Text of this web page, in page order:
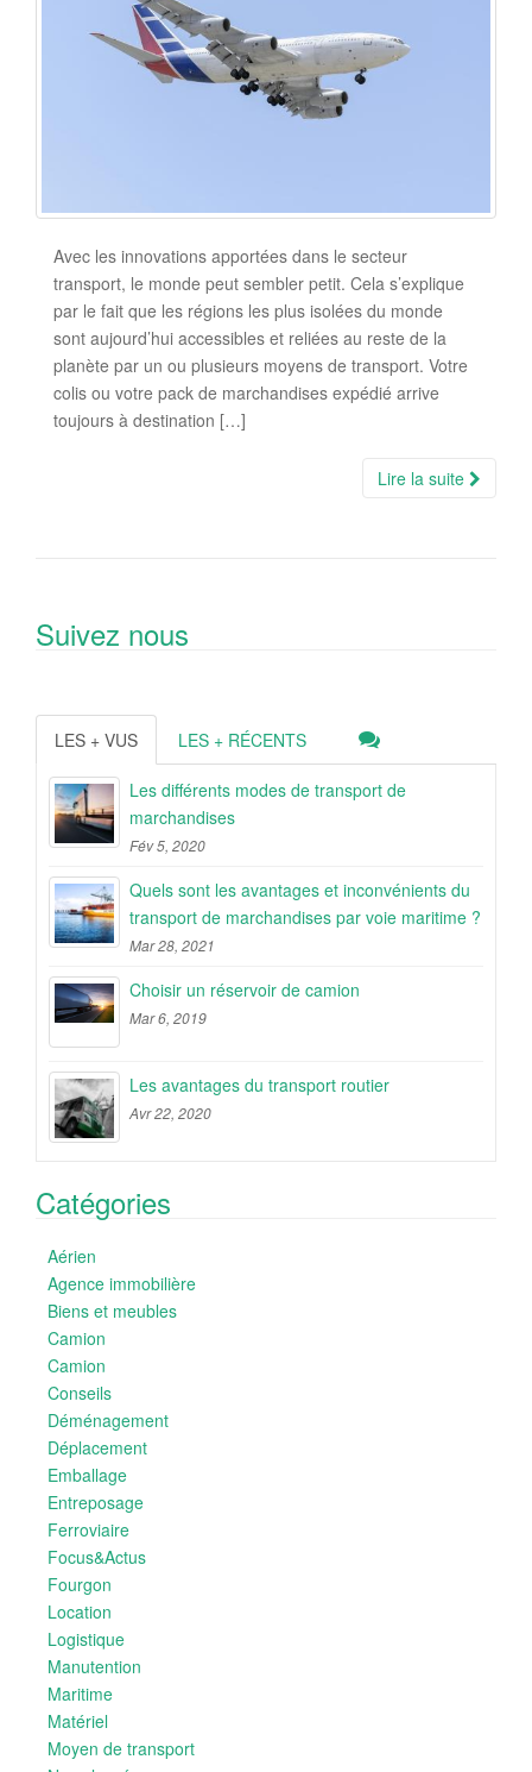
Avec les innovations apportées dans le secteur
transport, le monde peut sembler petit. Cela s’explique
par le fait que les régions les plus isolées du monde
sont aujourd’hui accessibles et reliées au reste de la
planète par un ou plusieurs moyens de transport. Votre
colis ou votre pack de marchandises expédié arrive
toujours à destination […]
Lire la suite
Suivez nous
LES + VUS LES + RÉCENTS
Les différents modes de transport de
marchandises
Fév 5, 2020
Quels sont les avantages et inconvénients du
transport de marchandises par voie maritime ?
Mar 28, 2021
Choisir un réservoir de camion
Mar 6, 2019
Les avantages du transport routier
Avr 22, 2020
Catégories
Aérien
Agence immobilière
Biens et meubles
Camion
Camion
Conseils
Déménagement
Déplacement
Emballage
Entreposage
Ferroviaire
Focus&Actus
Fourgon
Location
Logistique
Manutention
Maritime
Matériel
Moyen de transport